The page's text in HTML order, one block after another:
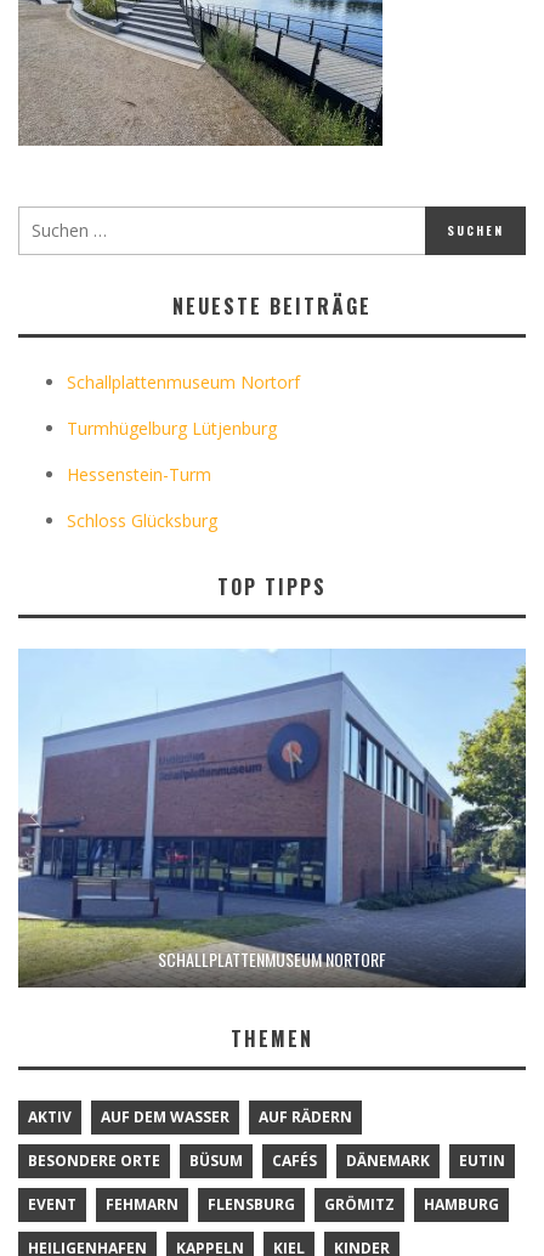
NEUESTE BEITRÄGE
Schallplattenmuseum Nortorf
Turmhügelburg Lütjenburg
Hessenstein-Turm
Schloss Glücksburg
TOP TIPPS
SCHALLPLATTENMUSEUM NORTORF
THEMEN
AKTIV AUF DEM WASSER AUF RÄDERN
BESONDERE ORTE BÜSUM CAFÉS DÄNEMARK EUTIN
EVENT FEHMARN FLENSBURG GRÖMITZ HAMBURG
HEILIGENHAFEN KAPPELN KIEL KINDER